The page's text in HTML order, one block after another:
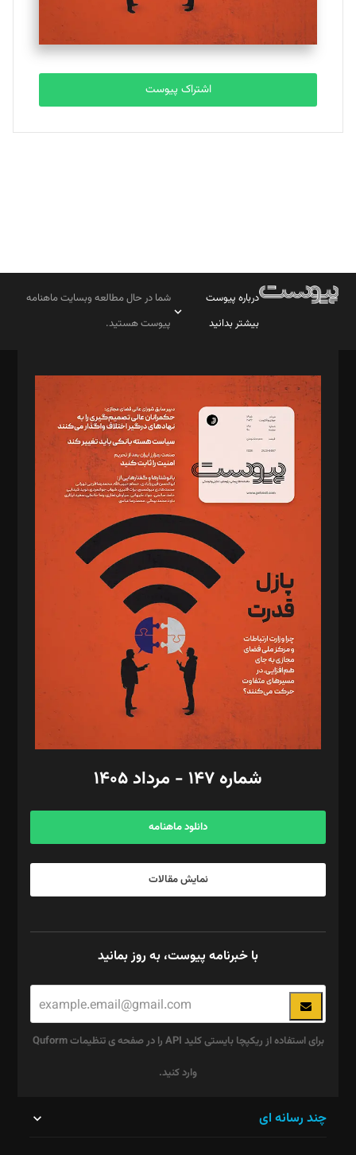
مصطفی مسجدی آرانی
تحریریه
بابک نقاش
تحریریه
اشتراک پیوست
درباره پیوست
بیشتر بدانید
شما در حال مطالعه وبسایت ماهنامه
پیوست هستید.
مدیر مسئول: محمدباقر اثنی‌عشری
سردبیر: مهرک محمودی
دبیر تحریریه: میثم قاسمی
د‌بیر ناداستان: سمانه سمیع
د‌بیر خدمت و تجارت: ابوالفضل رجبی
د‌بیر حقوق فناوری: حسام‌الدین ایپکچی
د‌بیر پیوست جهان: مینا پاکدل
د‌بیر تحریریه آنلاین: بابک نقاش
تحریریه‌: مجتبی محمود‌ی، آرش برهمند، یسنا امان‌پور، سروش کرمیان،
مصطفی مسجدی آرانی، ابوالفضل رجبی، زهرا فکرانه، فائزه فتحی
رستمی،مصطفی باستان
ویرایش: نگار استاد‌‌آقا
طراح یونیفرم: مجید توکلی
فیلمبرداری و عکاسی: امیر شفیعی، مانی لطفی زاده
گرافیک و صفحه‌آرایی: سید‌سبحان‌علی ثابت
مد‌یر توسعه تجاری: کامبیز برید‌
امور مالی: شاپور رهبری، محمد‌ کاظمی‌نیا
آگهی و مشترکین: ۰۹۱۹۹۹۹۰۴۵۴
شماره ۱۴۷ - مرداد ۱۴۰۵
دانلود ماهنامه
نمایش مقالات
با خبرنامه پیوست، به روز بمانید
برای استفاده از ریکپچا بایستی کلید API را در صفحه ی تنظیمات Quform
وارد کنید.
چند رسانه ای